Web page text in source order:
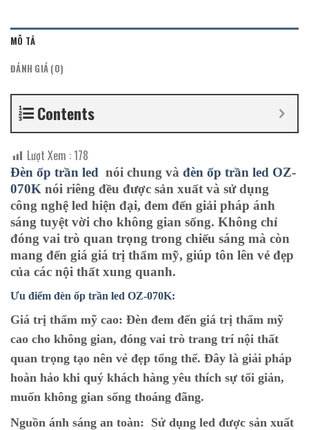
MÔ TẢ
ĐÁNH GIÁ (0)
Contents
Lượt Xem :178
Đèn ốp trần led nói chung và đèn ốp trần led OZ-
070K nói riêng đều được sản xuất và sử dụng
công nghệ led hiện đại, đem đến giải pháp ánh
sáng tuyệt vời cho không gian sống. Không chỉ
đóng vai trò quan trọng trong chiếu sáng mà còn
mang đến giá giá trị thẩm mỹ, giúp tôn lên vẻ đẹp
của các nội thất xung quanh.
Ưu điểm đèn ốp trần led OZ-070K:
Giá trị thẩm mỹ cao: Đèn đem đến giá trị thẩm mỹ
cao cho không gian, đóng vai trò trang trí nội thất
quan trọng tạo nên vẻ đẹp tổng thể. Đây là giải pháp
hoàn hảo khi quý khách hàng yêu thích sự tối giản,
muốn không gian sống thoáng đãng.
Nguồn ánh sáng an toàn: Sử dụng led được sản xuất